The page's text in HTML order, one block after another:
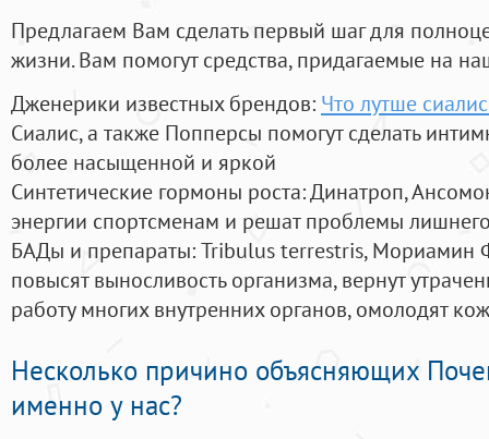
Предлагаем Вам сделать первый шаг для
жизни. Вам помогут средства, придагаемые на
Дженерики известных брендов: Что лутше
Сиалис, а также Попперсы помогут сделать
более насыщенной и яркой
Синтетические гормоны роста: Динатроп,
энергии спортсменам и решат проблемы
БАДы и препараты:Tribulus terrestris, Мориамин
повысят выносливость организма, вернут
работу многих внутренних органов, омолодят
Несколько причино объясняющих
именно у нас?